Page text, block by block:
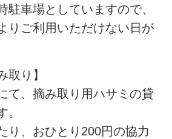
車場としていますので、
りご利用いただけない日が
取り】
て、摘み取り用ハサミの貸
。
り、おひとり200円の協力